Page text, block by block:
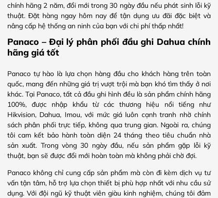
chính hãng 2 năm, đổi mới trong 30 ngày đầu nếu phát sinh lỗi kỹ
thuật. Đặt hàng ngay hôm nay để tận dụng ưu đãi đặc biệt và
nâng cấp hệ thống an ninh của bạn với chi phí thấp nhất!
Panaco – Đại lý phân phối đầu ghi Dahua chính
hãng giá tốt
Panaco tự hào là lựa chọn hàng đầu cho khách hàng trên toàn
quốc, mang đến những giá trị vượt trội mà bạn khó tìm thấy ở nơi
khác. Tại Panaco, tất cả đầu ghi hình đều là sản phẩm chính hãng
100%, được nhập khẩu từ các thương hiệu nổi tiếng như
Hikvision, Dahua, Imou, với mức giá luôn cạnh tranh nhờ chính
sách phân phối trực tiếp, không qua trung gian. Ngoài ra, chúng
tôi cam kết bảo hành toàn diện 24 tháng theo tiêu chuẩn nhà
sản xuất. Trong vòng 30 ngày đầu, nếu sản phẩm gặp lỗi kỹ
thuật, bạn sẽ được đổi mới hoàn toàn mà không phải chờ đợi.
Panaco không chỉ cung cấp sản phẩm mà còn đi kèm dịch vụ tư
vấn tận tâm, hỗ trợ lựa chọn thiết bị phù hợp nhất với nhu cầu sử
dụng. Với đội ngũ kỹ thuật viên giàu kinh nghiệm, chúng tôi đảm